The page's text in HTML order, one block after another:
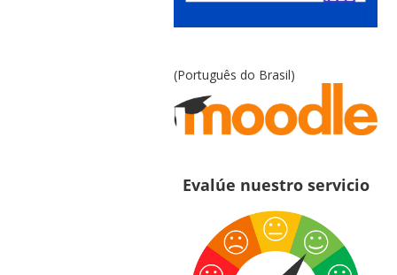
(Português do Brasil)
Evalúe nuestro servicio